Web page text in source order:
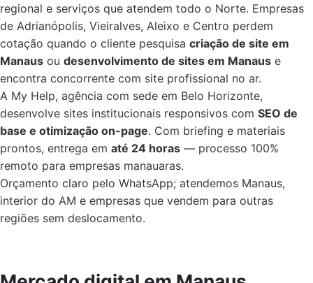
regional e serviços que atendem todo o Norte. Empresas
de Adrianópolis, Vieiralves, Aleixo e Centro perdem
cotação quando o cliente pesquisa criação de site em
Manaus ou desenvolvimento de sites em Manaus e
encontra concorrente com site profissional no ar.
A My Help, agência com sede em Belo Horizonte,
desenvolve sites institucionais responsivos com SEO de
base e otimização on-page. Com briefing e materiais
prontos, entrega em até 24 horas — processo 100%
remoto para empresas manauaras.
Orçamento claro pelo WhatsApp; atendemos Manaus,
interior do AM e empresas que vendem para outras
regiões sem deslocamento.